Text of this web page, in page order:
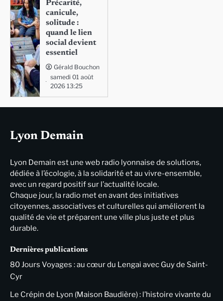
Précarité,
canicule,
solitude :
quand le lien
social devient
essentiel
Gérald Bouchon
samedi 01 août
2026 13:25
Lyon Demain
Lyon Demain est une web radio lyonnaise de solutions,
dédiée à l’écologie, à la solidarité et au vivre-ensemble,
avec un regard positif sur l’actualité locale.
Chaque jour, la radio met en avant des initiatives
citoyennes, associatives et culturelles qui améliorent la
qualité de vie et préparent une ville plus juste et plus
durable.
Dernières publications
80 Jours Voyages : au cœur du Lengai avec Guy de Saint-
Cyr
Le Crépin de Lyon (Maison Baudière) : l’histoire vivante du